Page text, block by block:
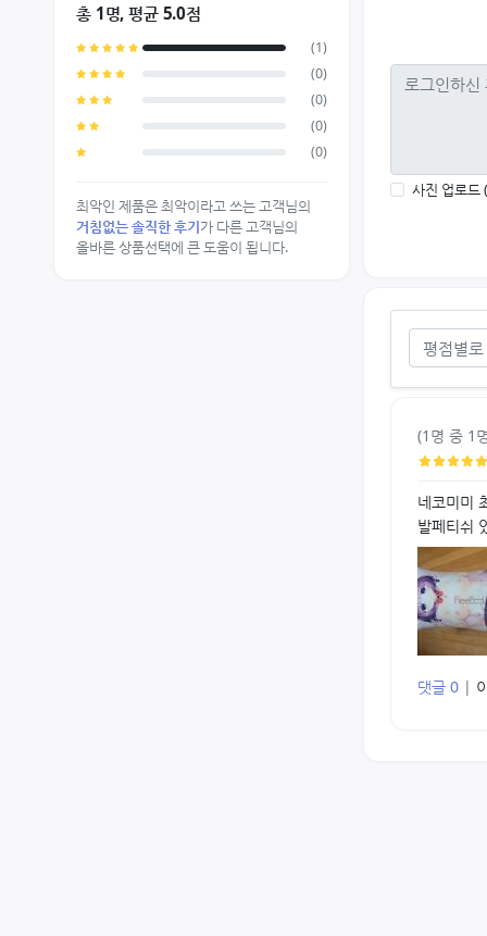
총 1명, 평균 5.0점
(1)
(0)
(0)
(0)
(0)
최악인 제품은 최악이라고 쓰는 고객님의
거침없는 솔직한 후기가 다른 고객님의
올바른 상품선택에 큰 도움이 됩니다.
사진 업로드
평점별로
(1명 중 1
네코미미
발페티쉬
댓글 0 |